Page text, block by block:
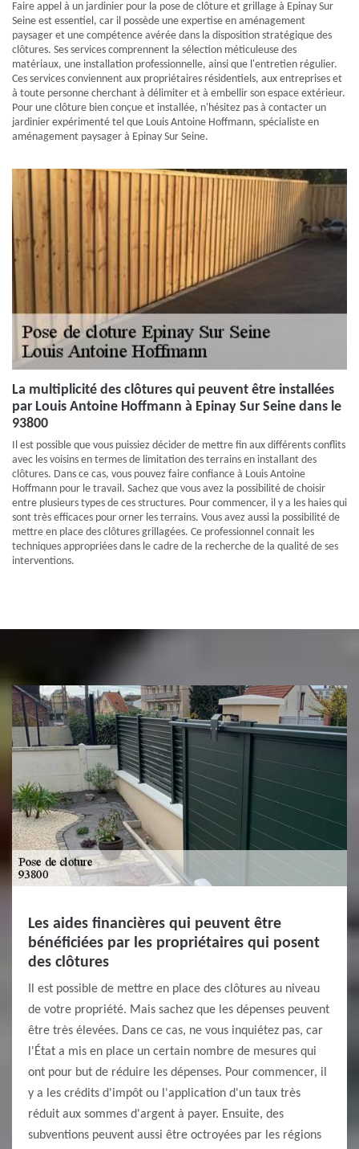
Faire appel à un jardinier pour la pose de clôture et grillage à Epinay Sur
Seine est essentiel, car il possède une expertise en aménagement
paysager et une compétence avérée dans la disposition stratégique des
clôtures. Ses services comprennent la sélection méticuleuse des
matériaux, une installation professionnelle, ainsi que l'entretien régulier.
Ces services conviennent aux propriétaires résidentiels, aux entreprises et
à toute personne cherchant à délimiter et à embellir son espace extérieur.
Pour une clôture bien conçue et installée, n'hésitez pas à contacter un
jardinier expérimenté tel que Louis Antoine Hoffmann, spécialiste en
aménagement paysager à Epinay Sur Seine.
La multiplicité des clôtures qui peuvent être installées
par Louis Antoine Hoffmann à Epinay Sur Seine dans le
93800
Il est possible que vous puissiez décider de mettre fin aux différents conflits
avec les voisins en termes de limitation des terrains en installant des
clôtures. Dans ce cas, vous pouvez faire confiance à Louis Antoine
Hoffmann pour le travail. Sachez que vous avez la possibilité de choisir
entre plusieurs types de ces structures. Pour commencer, il y a les haies qui
sont très efficaces pour orner les terrains. Vous avez aussi la possibilité de
mettre en place des clôtures grillagées. Ce professionnel connait les
techniques appropriées dans le cadre de la recherche de la qualité de ses
interventions.
Les aides financières qui peuvent être
bénéficiées par les propriétaires qui posent
des clôtures
Il est possible de mettre en place des clôtures au niveau
de votre propriété. Mais sachez que les dépenses peuvent
être très élevées. Dans ce cas, ne vous inquiétez pas, car
l'État a mis en place un certain nombre de mesures qui
ont pour but de réduire les dépenses. Pour commencer, il
y a les crédits d'impôt ou l'application d'un taux très
réduit aux sommes d'argent à payer. Ensuite, des
subventions peuvent aussi être octroyées par les régions